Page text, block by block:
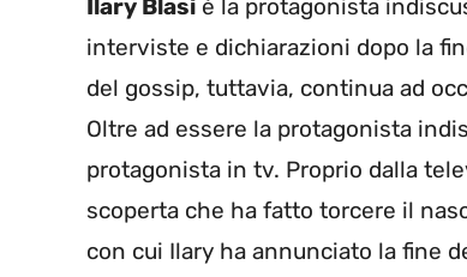
Ilary Blasi è la protagonista
interviste e dichiarazioni dopo la
del gossip, tuttavia, continua ad
Oltre ad essere la protagonista
protagonista in tv. Proprio dalla
scoperta che ha fatto torcere il
con cui Ilary ha annunciato la fine